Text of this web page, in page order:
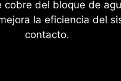
del bloque de
la eficiencia del
contacto.